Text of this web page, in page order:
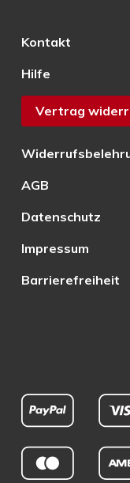
Kontakt
Hilfe
Vertrag
AGB
Datenschutz
Impressum
Barrierefreiheit